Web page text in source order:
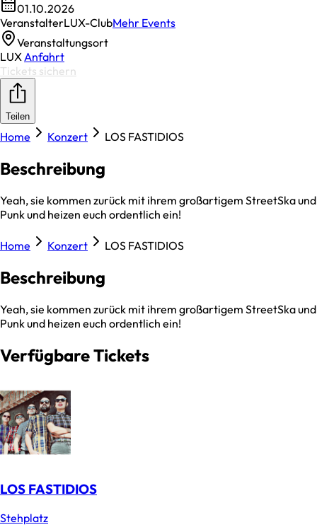
01.10.2026
VeranstalterLUX-ClubMehr Events
Veranstaltungsort
LUX Anfahrt
Tickets sichern
Teilen
Home Konzert LOS FASTIDIOS
Beschreibung
Yeah, sie kommen zurück mit ihrem großartigem StreetSka und
Punk und heizen euch ordentlich ein!
Home Konzert LOS FASTIDIOS
Beschreibung
Yeah, sie kommen zurück mit ihrem großartigem StreetSka und
Punk und heizen euch ordentlich ein!
Verfügbare Tickets
LOS FASTIDIOS
Stehplatz